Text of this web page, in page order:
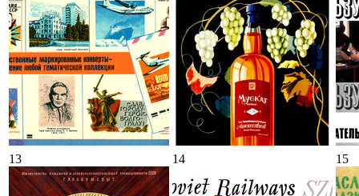
13 14 15